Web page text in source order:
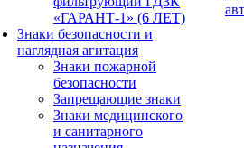
«ГАРАНТ-1» (6 ЛЕТ)
Знаки безопасности и
наглядная агитация
Знаки пожарной
безопасности
Запрещающие знаки
Знаки медицинского
и санитарного